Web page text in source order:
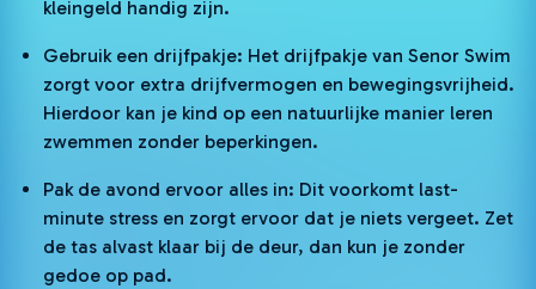
kleingeld handig zijn.
Gebruik een drijfpakje: Het drijfpakje van Senor Swim
zorgt voor extra drijfvermogen en bewegingsvrijheid.
Hierdoor kan je kind op een natuurlijke manier leren
zwemmen zonder beperkingen.
Pak de avond ervoor alles in: Dit voorkomt last-
minute stress en zorgt ervoor dat je niets vergeet. Zet
de tas alvast klaar bij de deur, dan kun je zonder
gedoe op pad.